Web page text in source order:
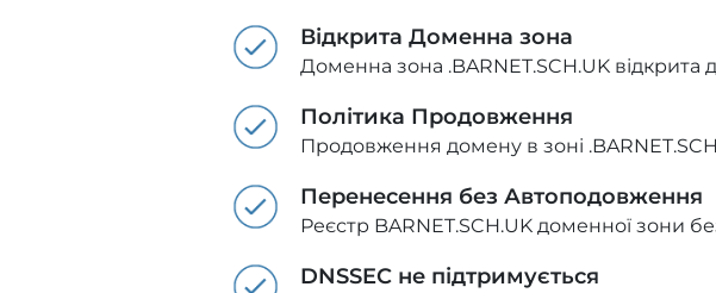
Відкрита Доменна зона
Доменна зона .BARNET.SCH.UK
Політика Продовження
Продовження домену в зоні
Перенесення без Автоподовження
Реєстр BARNET.SCH.UK доменної зони
DNSSEC не підтримується